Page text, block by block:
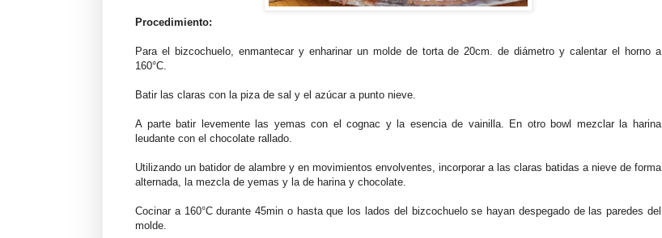
Procedimiento:
Para el bizcochuelo, enmantecar y enharinar un molde de torta de 20cm. de diámetro y calentar el horno a
160°C.
Batir las claras con la piza de sal y el azúcar a punto nieve.
A parte batir levemente las yemas con el cognac y la esencia de vainilla. En otro bowl mezclar la harina
leudante con el chocolate rallado.
Utilizando un batidor de alambre y en movimientos envolventes, incorporar a las claras batidas a nieve de forma
alternada, la mezcla de yemas y la de harina y chocolate.
Cocinar a 160°C durante 45min o hasta que los lados del bizcochuelo se hayan despegado de las paredes del
molde.